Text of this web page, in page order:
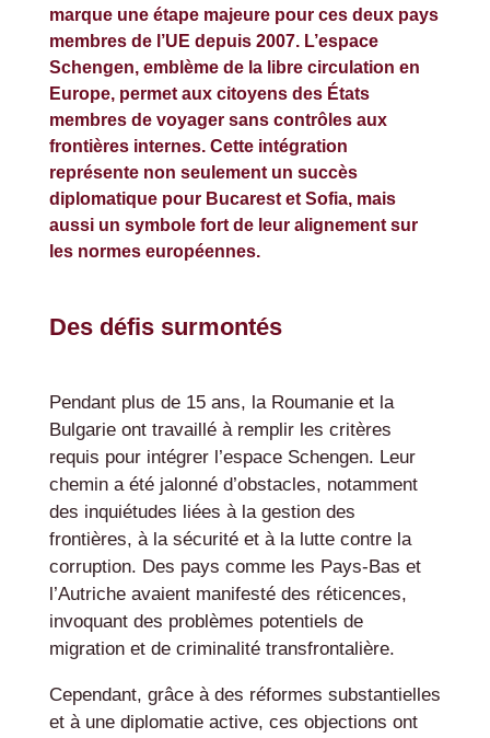
marque une étape majeure pour ces deux pays
membres de l’UE depuis 2007. L’espace
Schengen, emblème de la libre circulation en
Europe, permet aux citoyens des États
membres de voyager sans contrôles aux
frontières internes. Cette intégration
représente non seulement un succès
diplomatique pour Bucarest et Sofia, mais
aussi un symbole fort de leur alignement sur
les normes européennes.
Des défis surmontés
Pendant plus de 15 ans, la Roumanie et la
Bulgarie ont travaillé à remplir les critères
requis pour intégrer l’espace Schengen. Leur
chemin a été jalonné d’obstacles, notamment
des inquiétudes liées à la gestion des
frontières, à la sécurité et à la lutte contre la
corruption. Des pays comme les Pays-Bas et
l’Autriche avaient manifesté des réticences,
invoquant des problèmes potentiels de
migration et de criminalité transfrontalière.
Cependant, grâce à des réformes substantielles
et à une diplomatie active, ces objections ont